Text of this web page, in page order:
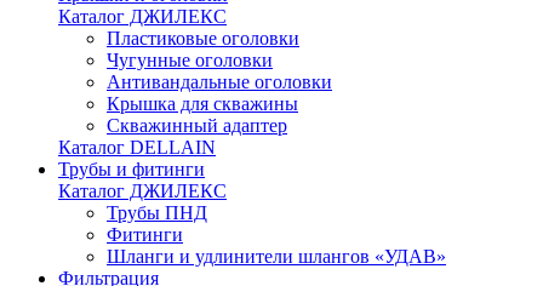
Каталог ДЖИЛЕКС
Пластиковые оголовки
Чугунные оголовки
Антивандальные оголовки
Крышка для скважины
Скважинный адаптер
Каталог DELLAIN
Трубы и фитинги
Каталог ДЖИЛЕКС
Трубы ПНД
Фитинги
Шланги и удлинители шлангов «УДАВ»
Фильтрация